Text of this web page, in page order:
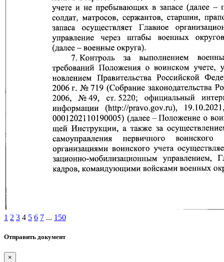
1 2 3 4 5 6 7 ... 150
Отправить документ
×